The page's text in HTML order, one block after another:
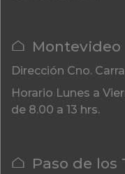
Montevideo
Dirección Cno.
Horario Lunes a
de 8.00 a 13 hrs.
Paso de los